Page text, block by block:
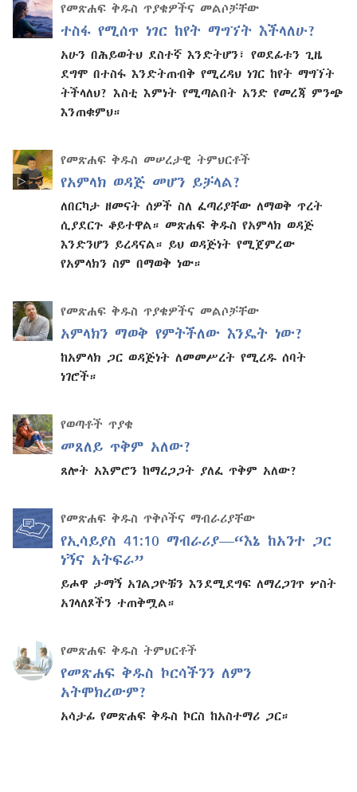
የመጽሐፍ ቅዱስ ጥያቄዎችና መልሶቻቸው
ተስፋ የሚሰጥ ነገር ከየት ማግኘት እችላለሁ?
አሁን በሕይወትህ ደስተኛ እንድትሆን፣ የወደፊቱን ጊዜ
ደግሞ በተስፋ እንድትጠብቅ የሚረዳህ ነገር ከየት ማግኘት
ትችላለህ? እስቲ እምነት የሚጣልበት አንድ የመረጃ ምንጭ
እንጠቁምህ።
የመጽሐፍ ቅዱስ መሠረታዊ ትምህርቶች
የአምላክ ወዳጅ መሆን ይቻላል?
ለበርካታ ዘመናት ሰዎች ስለ ፈጣሪያቸው ለማወቅ ጥረት
ሲያደርጉ ቆይተዋል። መጽሐፍ ቅዱስ የአምላክ ወዳጅ
እንድንሆን ይረዳናል። ይህ ወዳጅነት የሚጀምረው
የአምላክን ስም በማወቅ ነው።
የመጽሐፍ ቅዱስ ጥያቄዎችና መልሶቻቸው
አምላክን ማወቅ የምትችለው እንዴት ነው?
ከአምላክ ጋር ወዳጅነት ለመመሥረት የሚረዱ ሰባት
ነገሮች።
የወጣቶች ጥያቄ
መጸለይ ጥቅም አለው?
ጸሎት አእምሮን ከማረጋጋት ያለፈ ጥቅም አለው?
የመጽሐፍ ቅዱስ ጥቅሶችና ማብራሪያቸው
የኢሳይያስ 41:10 ማብራሪያ—“እኔ ከአንተ ጋር
ነኝና አትፍራ”
ይሖዋ ታማኝ አገልጋዮቹን እንደሚደግፍ ለማረጋገጥ ሦስት
አገላለጾችን ተጠቅሟል።
የመጽሐፍ ቅዱስ ትምህርቶች
የመጽሐፍ ቅዱስ ኮርሳችንን ለምን
አትሞክረውም?
አሳታፊ የመጽሐፍ ቅዱስ ኮርስ ከአስተማሪ ጋር።